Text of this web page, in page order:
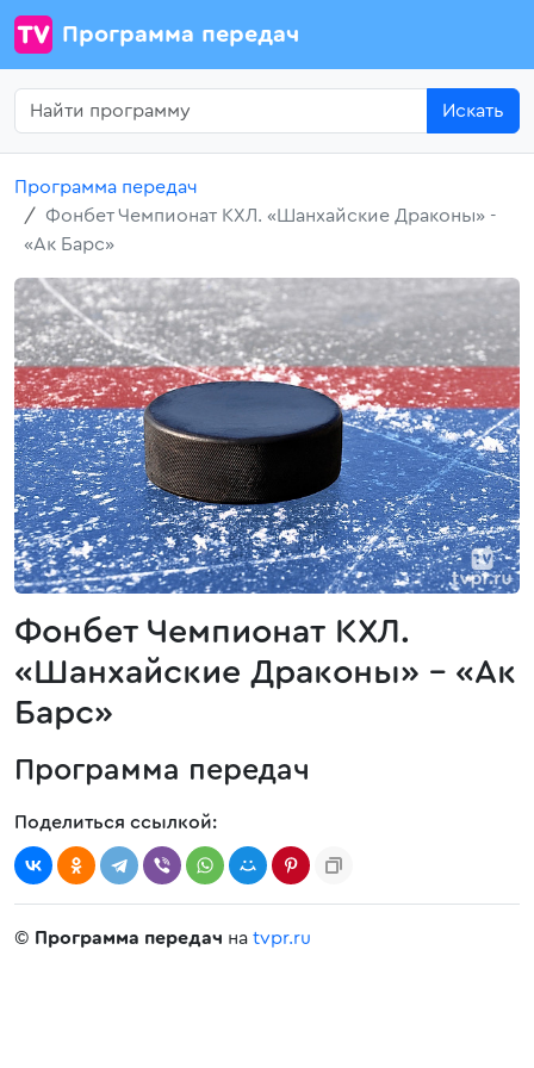
Программа передач
Искать
Программа передач
Фонбет Чемпионат КХЛ. «Шанхайские Драконы» -
«Ак Барс»
Фонбет Чемпионат КХЛ.
«Шанхайские Драконы» - «Ак
Барс»
Программа передач
Поделиться ссылкой:
© Программа передач на tvpr.ru